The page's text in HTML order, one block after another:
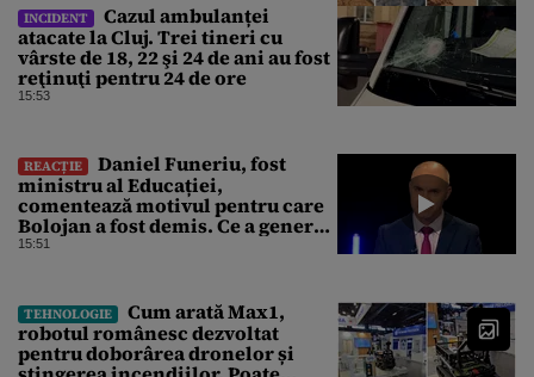
INCIDENT
Cazul ambulanței
atacate la Cluj. Trei tineri cu
vârste de 18, 22 şi 24 de ani au fost
reţinuţi pentru 24 de ore
15:53
REACȚIE
Daniel Funeriu, fost
ministru al Educației,
comentează motivul pentru care
Bolojan a fost demis. Ce a generat
eșecul guvernării
15:51
TEHNOLOGIE
Cum arată Max1,
robotul românesc dezvoltat
pentru doborârea dronelor și